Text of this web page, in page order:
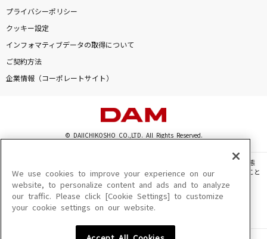
プライバシーポリシー
クッキー設定
インフォマティブデータの取得について
ご契約方法
企業情報（コーポレートサイト）
© DAIICHIKOSHO CO.,LTD. All Rights Reserved.
このサイトに掲載されている一切の文章・画像・写真・動画・音声等を、手段や形態
を問わず、著作権法の定める範囲を超えて無断で複製、転載、ファイル化などすること
を禁じます。
楽曲及びコンテンツは、機種によりご利用いただけない場合があります。
楽曲及びコンテンツの配信日、配信内容が変更になる場合があります。
We use cookies to improve your experience on our
website, to personalize content and ads and to analyze
our traffic. Please click [Cookie Settings] to customize
your cookie settings on our website.